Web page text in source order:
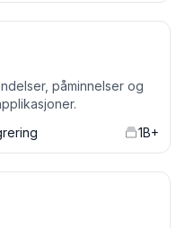
påminnelser og
1B+